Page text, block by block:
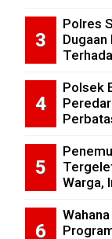
Polres
Polsek
Warga,